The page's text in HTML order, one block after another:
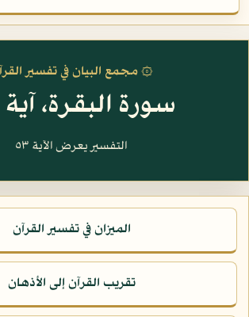
۞ مجمع البيان في تفسير
سورة البقرة، آية ٥٣
التفسير يعرض الآية ٥٣
الميزان في تفسير القرآن
تقريب القرآن إلى الأذهان